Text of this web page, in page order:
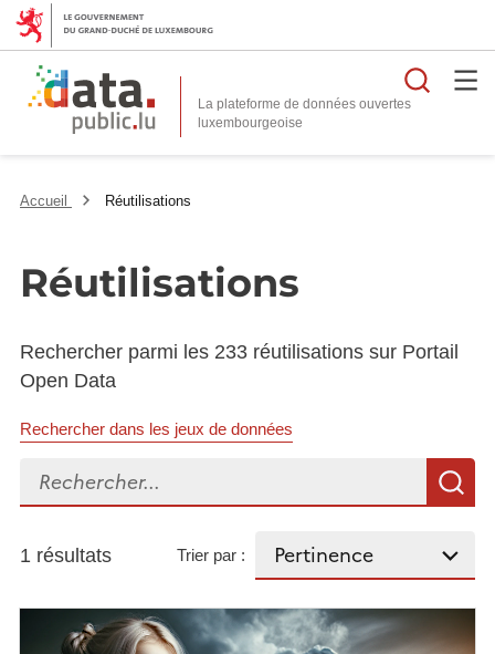
La plateforme de données ouvertes
Accueil Réutilisations
Réutilisations
Rechercher parmi les 233 réutilisations sur Portail
Open Data
Rechercher dans les jeux de données
Rechercher...
1 résultats Trier par :